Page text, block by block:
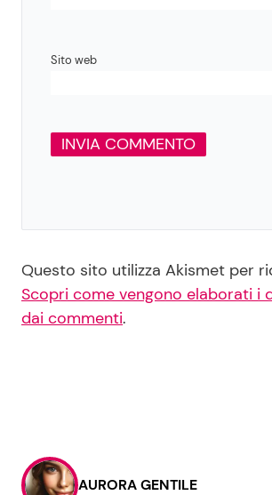
Sito web
Questo sito utilizza Akismet per
Scopri come vengono elaborati i
dai commenti.
AURORA GENTILE